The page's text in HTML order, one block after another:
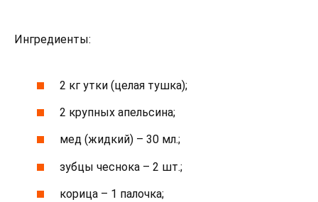
Ингредиенты:
2 кг утки (целая тушка);
2 крупных апельсина;
мед (жидкий) – 30 мл.;
зубцы чеснока – 2 шт.;
корица – 1 палочка;